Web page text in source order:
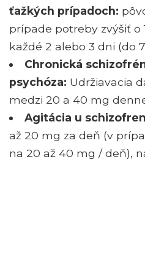
ťažkých prípadoch:
prípade potreby zvýšiť o
každé 2 alebo 3 dni (do
Chronická
psychóza: Udržiavacia
medzi 20 a 40 mg
Agitácia u
až 20 mg za deň (v
na 20 až 40 mg / deň),